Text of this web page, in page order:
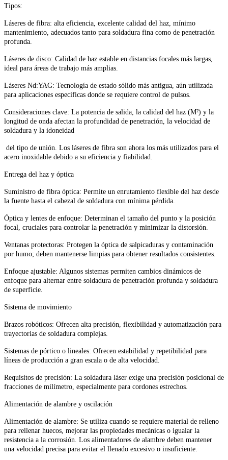
Tipos:
Láseres de fibra: alta eficiencia, excelente calidad del haz, mínimo
mantenimiento, adecuados tanto para soldadura fina como de penetración
profunda.
Láseres de disco: Calidad de haz estable en distancias focales más largas,
ideal para áreas de trabajo más amplias.
Láseres Nd:YAG: Tecnología de estado sólido más antigua, aún utilizada
para aplicaciones específicas donde se requiere control de pulsos.
Consideraciones clave: La potencia de salida, la calidad del haz (M²) y la
longitud de onda afectan la profundidad de penetración, la velocidad de
soldadura y la idoneidad
del tipo de unión. Los láseres de fibra son ahora los más utilizados para el
acero inoxidable debido a su eficiencia y fiabilidad.
Entrega del haz y óptica
Suministro de fibra óptica: Permite un enrutamiento flexible del haz desde
la fuente hasta el cabezal de soldadura con mínima pérdida.
Óptica y lentes de enfoque: Determinan el tamaño del punto y la posición
focal, cruciales para controlar la penetración y minimizar la distorsión.
Ventanas protectoras: Protegen la óptica de salpicaduras y contaminación
por humo; deben mantenerse limpias para obtener resultados consistentes.
Enfoque ajustable: Algunos sistemas permiten cambios dinámicos de
enfoque para alternar entre soldadura de penetración profunda y soldadura
de superficie.
Sistema de movimiento
Brazos robóticos: Ofrecen alta precisión, flexibilidad y automatización para
trayectorias de soldadura complejas.
Sistemas de pórtico o lineales: Ofrecen estabilidad y repetibilidad para
líneas de producción a gran escala o de alta velocidad.
Requisitos de precisión: La soldadura láser exige una precisión posicional de
fracciones de milímetro, especialmente para cordones estrechos.
Alimentación de alambre y oscilación
Alimentación de alambre: Se utiliza cuando se requiere material de relleno
para rellenar huecos, mejorar las propiedades mecánicas o igualar la
resistencia a la corrosión. Los alimentadores de alambre deben mantener
una velocidad precisa para evitar el llenado excesivo o insuficiente.